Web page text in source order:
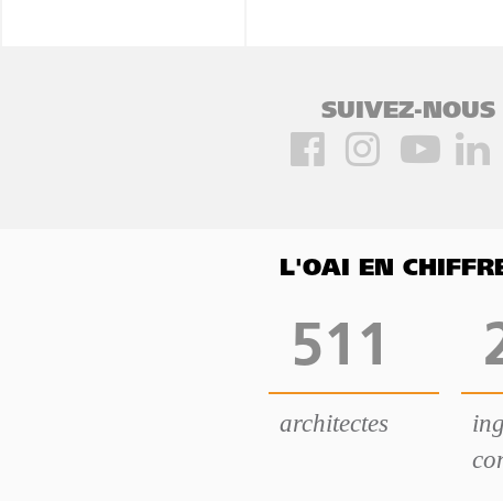
SUIVEZ-NOUS
L'OAI EN
511
architectes